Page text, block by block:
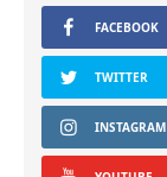
FACEBOOK
TWITTER
INSTAGRAM